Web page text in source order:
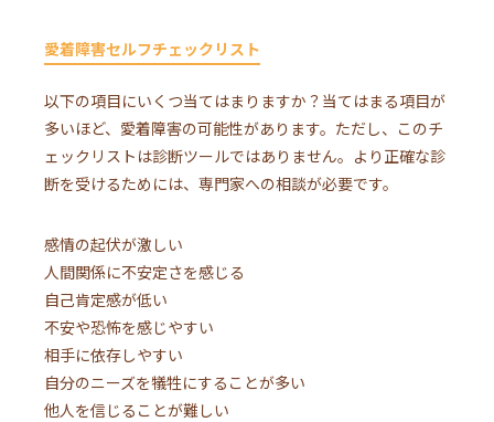
愛着障害セルフチェックリスト
以下の項目にいくつ当てはまりますか？当てはまる項目が
多いほど、愛着障害の可能性があります。ただし、このチ
ェックリストは診断ツールではありません。より正確な診
断を受けるためには、専門家への相談が必要です。
感情の起伏が激しい
人間関係に不安定さを感じる
自己肯定感が低い
不安や恐怖を感じやすい
相手に依存しやすい
自分のニーズを犠牲にすることが多い
他人を信じることが難しい